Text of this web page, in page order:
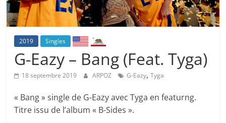
2019 Singles
G-Eazy – Bang (Feat. Tyga)
18 septembre 2019 ARPOZ G-Eazy,Tyga
« Bang » single de G-Eazy avec Tyga en featurng.
Titre issu de l’album « B-Sides ».